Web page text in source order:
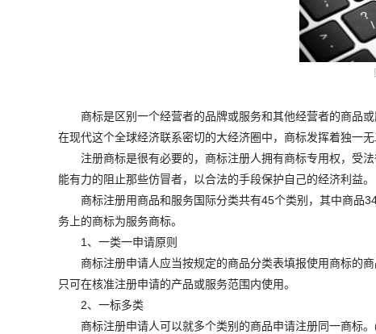
商标是区别一个经营者的品牌或服务和其他经营者的商品或
在现代这个全球经济联系密切的大经济圈中，商标发挥着独一无
注册商标是很有必要的，商标注册人拥有商标专用权，受法
能有力的阻止那些仿冒者，以合法的手段保护自己的经济利益。
商标注册用商品和服务国际分类共有45个类别，其中商品
务上的商标为服务商标。
1、一类一申请原则
商标注册申请人应当按规定的商品分类表填报使用商标的商
只可在核准注册申请的产品或服务范围内使用。
2、一标多类
商标注册申请人可以就多个类别的商品申请注册同一商标。